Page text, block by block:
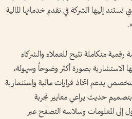
تستند إليها الشركة في تقديم خدماتها المالية
رقمية متكاملة تتيح للعملاء والشركاء
الاستشارية بصورة أكثر وضوحاً وسهولة،
يدعم اتخاذ قرارات مالية واستثمارية
بتصميم حديث يراعي معايير تجربة
إلى المعلومات وسلاسة التصفح عبر